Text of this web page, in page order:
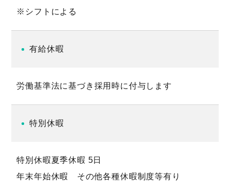
※シフトによる
有給休暇
労働基準法に基づき採用時に付与します
特別休暇
特別休暇夏季休暇 5日
年末年始休暇 その他各種休暇制度等有り